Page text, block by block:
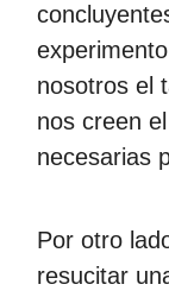
nosotros el
nos creen
necesarias
Por otro
resucitar